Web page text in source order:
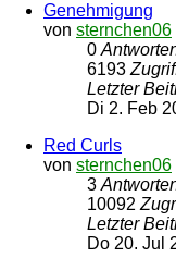
Genehmigung
von sternchen06
0
6193
Letzter
Di 2. Feb
Red Curls
von sternchen06
3
10092
Letzter
Do 20. Jul